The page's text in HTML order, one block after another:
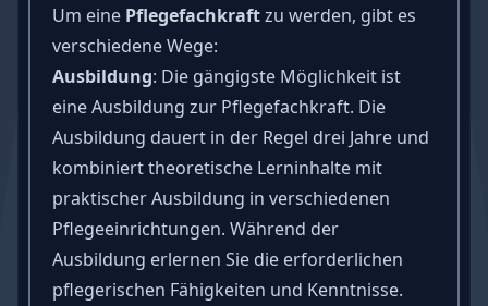
Um eine Pflegefachkraftzu werden, gibt es
verschiedene Wege:
Ausbildung: Die gängigste Möglichkeit ist
eine Ausbildung zur Pflegefachkraft. Die
Ausbildung dauert in der Regel drei Jahre und
kombiniert theoretische Lerninhalte mit
praktischer Ausbildung in verschiedenen
Pflegeeinrichtungen. Während der
Ausbildung erlernen Sie die erforderlichen
pflegerischen Fähigkeiten und Kenntnisse.